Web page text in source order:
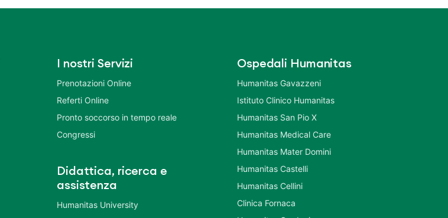
I nostri Servizi
Prenotazioni Online
Referti Online
Pronto soccorso in tempo reale
Congressi
Didattica, ricerca e
assistenza
Humanitas University
Ospedali Humanitas
Humanitas Gavazzeni
Istituto Clinico Humanitas
Humanitas San Pio X
Humanitas Medical Care
Humanitas Mater Domini
Humanitas Castelli
Humanitas Cellini
Clinica Fornaca